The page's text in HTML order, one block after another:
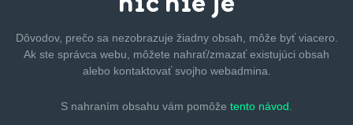
Dôvodov, prečo sa nezobrazuje žiadny obsah, môže byťviacero.
Ak ste správca webu, môžete nahrať/zmazaťexistujúci obsah
alebo kontaktovať svojho webadmina.
S nahraním obsahu vám pomôže tento návod.